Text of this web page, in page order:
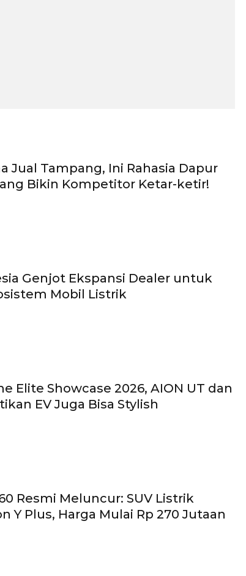
Jual Tampang, Ini Rahasia Dapur
Bikin Kompetitor Ketar-ketir!
Genjot Ekspansi Dealer untuk
Mobil Listrik
Elite Showcase 2026, AION UT dan
EV Juga Bisa Stylish
Resmi Meluncur: SUV Listrik
Y Plus, Harga Mulai Rp 270 Jutaan